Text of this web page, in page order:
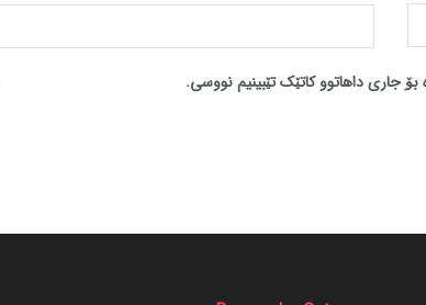
جاری داهاتوو کاتێک تێبینیم نووسی.